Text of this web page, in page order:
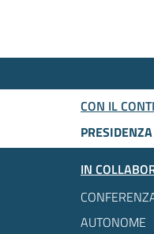
CON IL
IN
AUTONOME